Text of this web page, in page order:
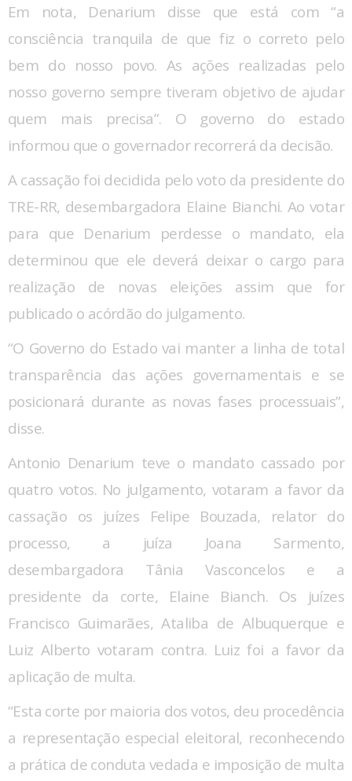
Em nota, Denarium disse que está com “a
consciência tranquila de que fiz o correto pelo
bem do nosso povo. As ações realizadas pelo
nosso governo sempre tiveram objetivo de ajudar
quem mais precisa”. O governo do estado
informou que o governador recorrerá da decisão.
A cassação foi decidida pelo voto da presidente do
TRE-RR, desembargadora Elaine Bianchi. Ao votar
para que Denarium perdesse o mandato, ela
determinou que ele deverá deixar o cargo para
realização de novas eleições assim que for
publicado o acórdão do julgamento.
“O Governo do Estado vai manter a linha de total
transparência das ações governamentais e se
posicionará durante as novas fases processuais”,
disse.
Antonio Denarium teve o mandato cassado por
quatro votos. No julgamento, votaram a favor da
cassação os juízes Felipe Bouzada, relator do
processo, a juíza Joana Sarmento,
desembargadora Tânia Vasconcelos e a
presidente da corte, Elaine Bianch. Os juízes
Francisco Guimarães, Ataliba de Albuquerque e
Luiz Alberto votaram contra. Luiz foi a favor da
aplicação de multa.
“Esta corte por maioria dos votos, deu procedência
a representação especial eleitoral, reconhecendo
a prática de conduta vedada e imposição de multa